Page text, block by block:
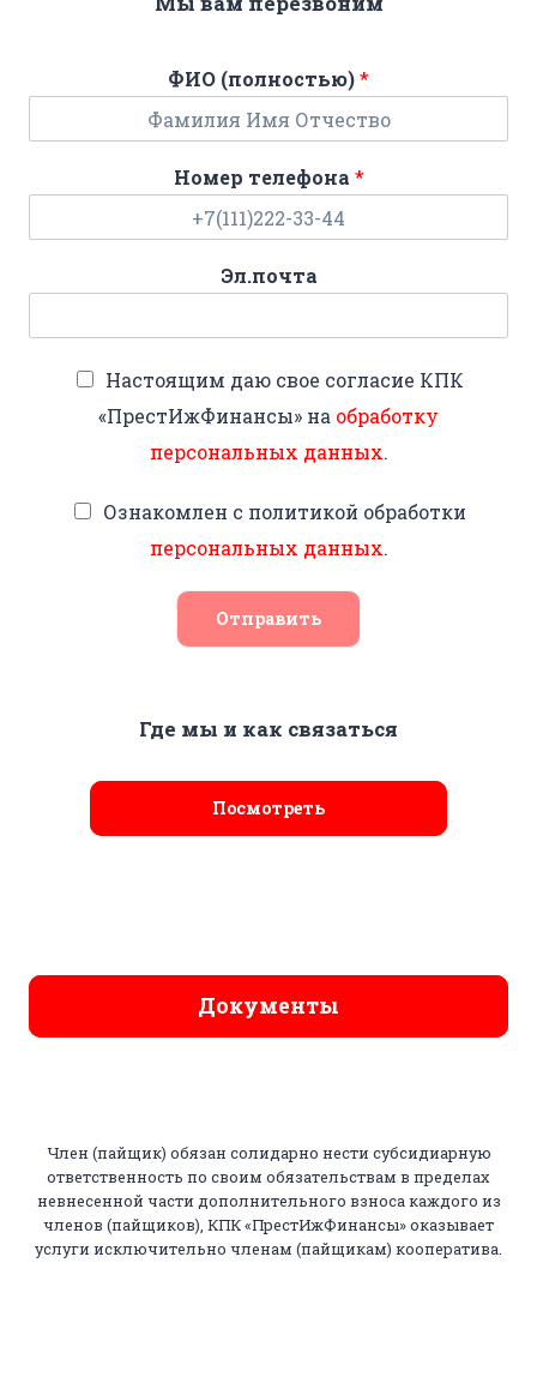
ФИО (полностью)*
Номер телефона *
Эл.почта
Настоящим даю свое согласие КПК
«ПрестИжФинансы» на обработку
персональных данных.
Ознакомлен с политикой обработки
персональных данных.
Отправить
Где мы и как связаться
Посмотреть
Документы
Член (пайщик) обязан солидарно нести субсидиарную
ответственность по своим обязательствам в пределах
невнесенной части дополнительного взноса каждого из
членов (пайщиков), КПК «ПрестИжФинансы» оказывает
услуги исключительно членам (пайщикам) кооператива.